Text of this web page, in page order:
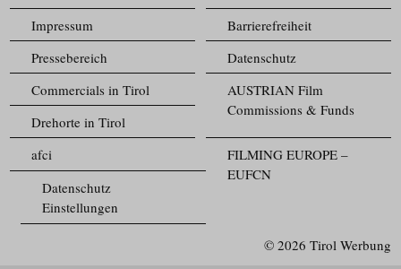
Impressum
Barrierefreiheit
Pressebereich
Datenschutz
Commercials in Tirol
AUSTRIAN Film
Commissions & Funds
Drehorte in Tirol
FILMING EUROPE –
EUFCN
afci
Datenschutz
Einstellungen
© 2026 Tirol Werbung